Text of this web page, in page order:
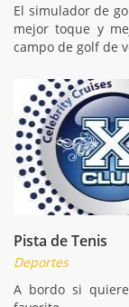
El simulador de
mejor toque y
campo de golf de
Pista de Tenis
Deportes
A bordo si